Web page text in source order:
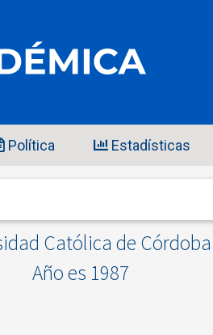
Política Estadísticas
Católica de
Año es 1987